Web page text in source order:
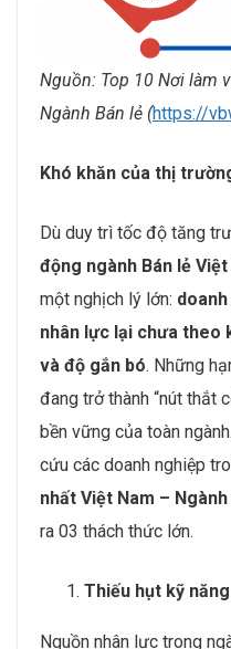
Nguồn: Top 10 Nơi làm
Ngành Bán lẻ (https://
Khó khăn của thị
Dù duy trì tốc độ tăng
động ngành Bán lẻ Việt
một nghịch lý lớn:
nhân lực lại chưa theo
và độ gắn bó. Những
đang trở thành “nút thắt
bền vững của toàn
cứu các doanh nghiệp
nhất Việt Nam – Ngành
ra 03 thách thức lớn.
Thiếu hụt kỹ
Nguồn nhân lực trong